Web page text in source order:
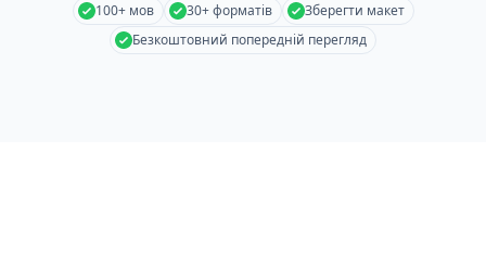
100+ мов 30+ форматів
Зберегти макет
Безкоштовний попередній перегляд